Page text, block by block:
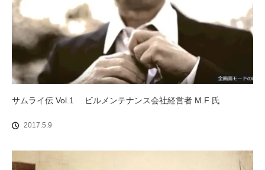
サムライ伝 Vol.1 ビルメンテナンス会社経営者 M.F 氏
2017.5.9